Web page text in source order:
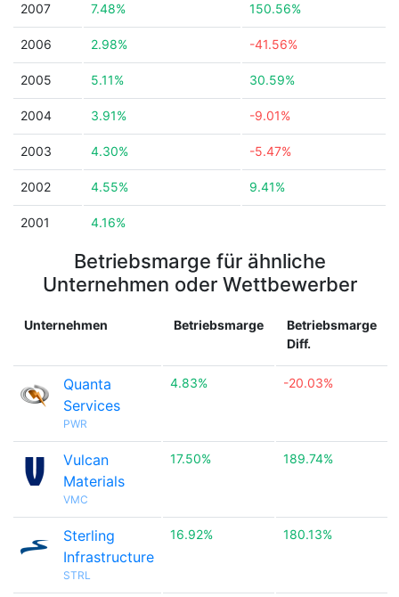
2007 7.48% 150.56%
2006 2.98% -41.56%
2005 5.11% 30.59%
2004 3.91% -9.01%
2003 4.30% -5.47%
2002 4.55% 9.41%
2001 4.16%
Betriebsmarge für ähnliche
Unternehmen oder Wettbewerber
Unternehmen Betriebsmarge
Betriebsmarge
Diff.
Quanta
Services
PWR
4.83% -20.03%
Vulcan
Materials
VMC
17.50% 189.74%
Sterling
Infrastructure
STRL
16.92% 180.13%